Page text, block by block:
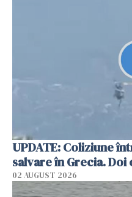
UPDATE: Coliziune
salvare în Grecia.
02 AUGUST 2026